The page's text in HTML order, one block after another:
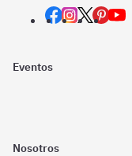
Eventos
Nosotros